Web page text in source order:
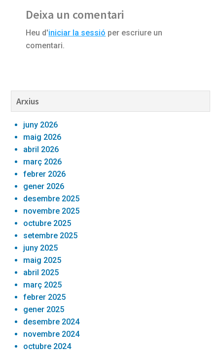
Interactions
Deixa un comentari
Heu d'iniciar la sessió per escriure un
comentari.
Barra
lateral
primària
Arxius
juny 2026
maig 2026
abril 2026
març 2026
febrer 2026
gener 2026
desembre 2025
novembre 2025
octubre 2025
setembre 2025
juny 2025
maig 2025
abril 2025
març 2025
febrer 2025
gener 2025
desembre 2024
novembre 2024
octubre 2024